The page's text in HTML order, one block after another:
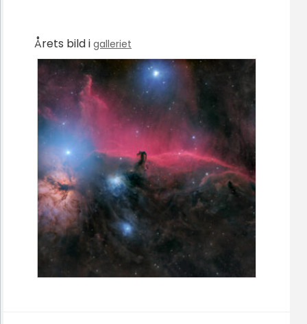
Årets bild i galleriet